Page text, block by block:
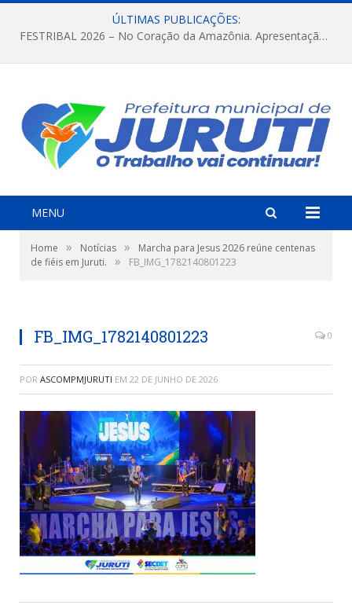
ÚLTIMAS PUBLICAÇÕES:
FESTRIBAL 2026 – No Coração da Amazônia. Apresentação da Munduruku.
MENU
Home » Notícias »
Marcha para Jesus 2026 reúne centenas
de fiéis em Juruti.
» FB_IMG_1782140801223
FB_IMG_1782140801223 0
POR ASCOMPMJURUTI EM 22 DE JUNHO DE 2026